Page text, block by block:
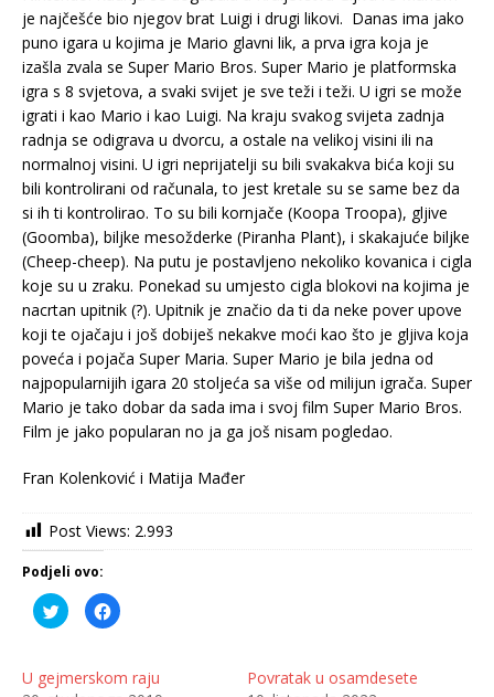
je najčešće bio njegov brat Luigi i drugi likovi. Danas ima jako
puno igara u kojima je Mario glavni lik, a prva igra koja je
izašla zvala se Super Mario Bros. Super Mario je platformska
igra s 8 svjetova, a svaki svijet je sve teži i teži. U igri se može
igrati i kao Mario i kao Luigi. Na kraju svakog svijeta zadnja
radnja se odigrava u dvorcu, a ostale na velikoj visini ili na
normalnoj visini. U igri neprijatelji su bili svakakva bića koji su
bili kontrolirani od računala, to jest kretale su se same bez da
si ih ti kontrolirao. To su bili kornjače (Koopa Troopa), gljive
(Goomba), biljke mesožderke (Piranha Plant), i skakajuće biljke
(Cheep-cheep). Na putu je postavljeno nekoliko kovanica i cigla
koje su u zraku. Ponekad su umjesto cigla blokovi na kojima je
nacrtan upitnik (?). Upitnik je značio da ti da neke pover upove
koji te ojačaju i još dobiješ nekakve moći kao što je gljiva koja
poveća i pojača Super Maria. Super Mario je bila jedna od
najpopularnijih igara 20 stoljeća sa više od milijun igrača. Super
Mario je tako dobar da sada ima i svoj film Super Mario Bros.
Film je jako popularan no ja ga još nisam pogledao.
Fran Kolenković i Matija Mađer
Post Views: 2.993
Podjeli ovo:
P
o
e
l
K
l
m
p
U gejmerskom raju
Povratak u osamdesete